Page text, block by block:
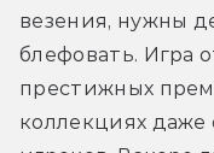
везения, нужны
блефовать. Игра
престижных
коллекциях даже